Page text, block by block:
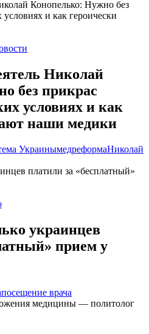
Николай
без прикрас
условиях и как
наши медики
УкраинымедреформаНиколай
украинцев
прием у
посещение врача